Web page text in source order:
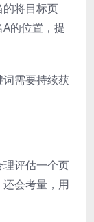
将目标页
的位置，提
需要持续获
评估一个页
会考量，用